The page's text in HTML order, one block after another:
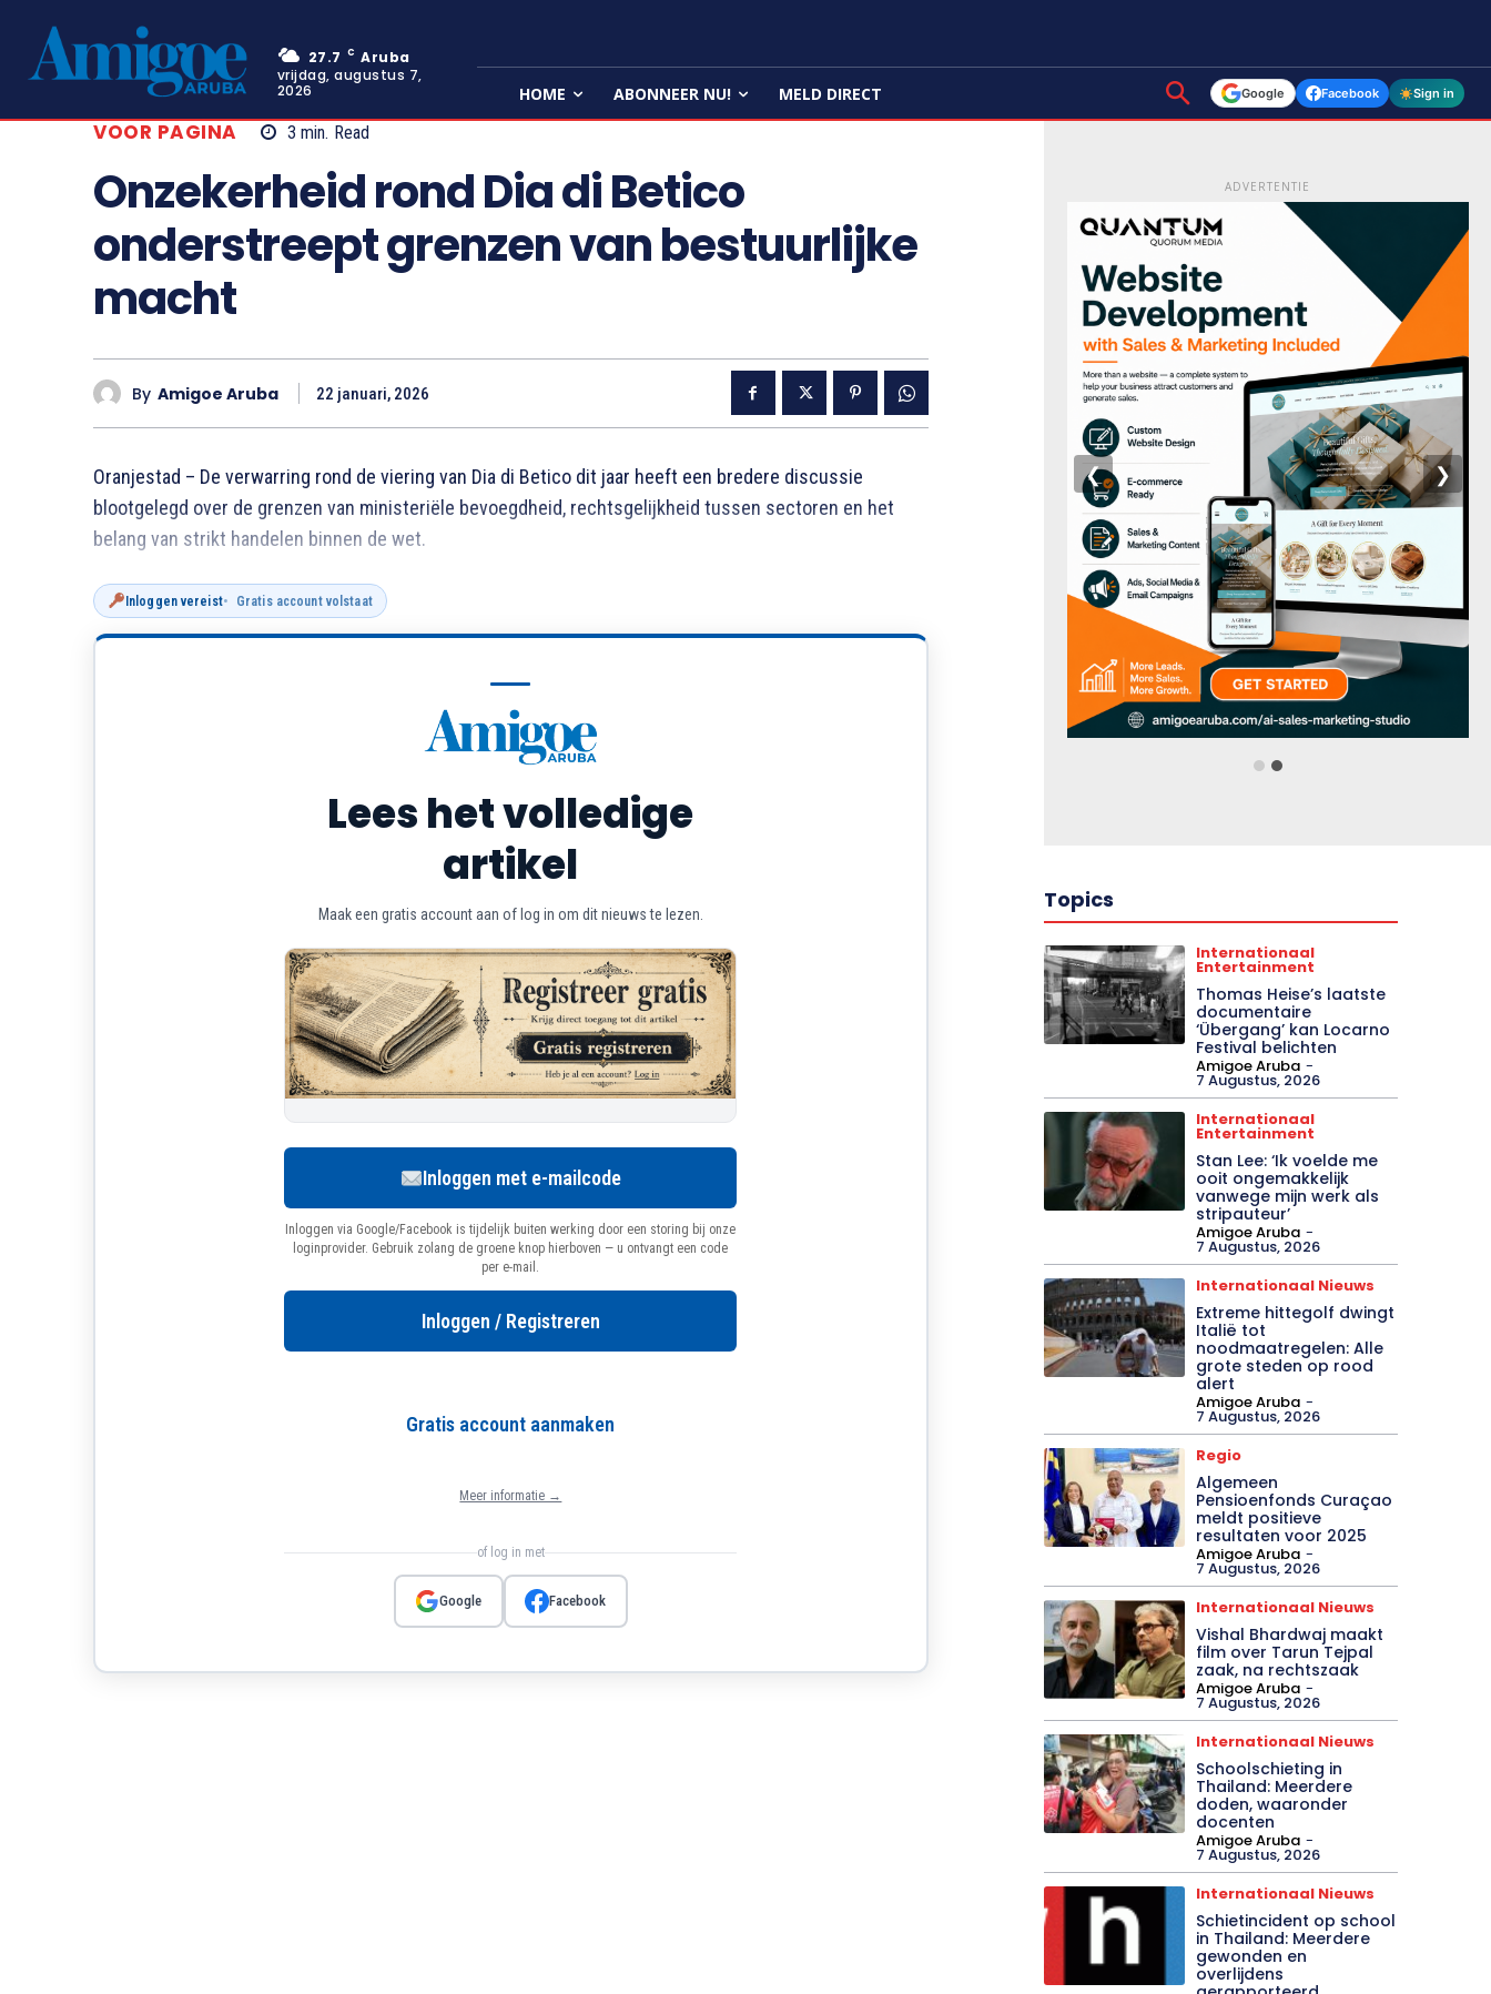
27.7 C Aruba
vrijdag, augustus 7,
2026
HOME ABONNEER NU! MELD DIRECT Google Facebook Sign in
VOOR PAGINA 3 min. Read
Onzekerheid rond Dia di Betico
onderstreept grenzen van bestuurlijke
macht
By Amigoe Aruba 22 januari, 2026
Oranjestad – De verwarring rond de viering van Dia di Betico dit jaar heeft een bredere discussie
blootgelegd over de grenzen van ministeriële bevoegdheid, rechtsgelijkheid tussen sectoren en het
belang van strikt handelen binnen de wet.
Inloggen vereist Gratis account volstaat
Lees het volledige
artikel
Maak een gratis account aan of log in om dit nieuws te lezen.
Inloggen met e-mailcode
Inloggen via Google/Facebook is tijdelijk buiten werking door een storing bij onze
loginprovider. Gebruik zolang de groene knop hierboven — u ontvangt een code
per e-mail.
Inloggen / Registreren
Gratis account aanmaken
Meer informatie →
of log in met
Google Facebook
ADVERTENTIE
❮ ❯
Topics
Internationaal
Entertainment
Thomas Heise’s laatste
documentaire
‘Übergang’ kan Locarno
Festival belichten
Amigoe Aruba -
7 Augustus, 2026
Internationaal
Entertainment
Stan Lee: ‘Ik voelde me
ooit ongemakkelijk
vanwege mijn werk als
stripauteur’
Amigoe Aruba -
7 Augustus, 2026
Internationaal Nieuws
Extreme hittegolf dwingt
Italië tot
noodmaatregelen: Alle
grote steden op rood
alert
Amigoe Aruba -
7 Augustus, 2026
Regio
Algemeen
Pensioenfonds Curaçao
meldt positieve
resultaten voor 2025
Amigoe Aruba -
7 Augustus, 2026
Internationaal Nieuws
Vishal Bhardwaj maakt
film over Tarun Tejpal
zaak, na rechtszaak
Amigoe Aruba -
7 Augustus, 2026
Internationaal Nieuws
Schoolschieting in
Thailand: Meerdere
doden, waaronder
docenten
Amigoe Aruba -
7 Augustus, 2026
Internationaal Nieuws
Schietincident op school
in Thailand: Meerdere
gewonden en
overlijdens